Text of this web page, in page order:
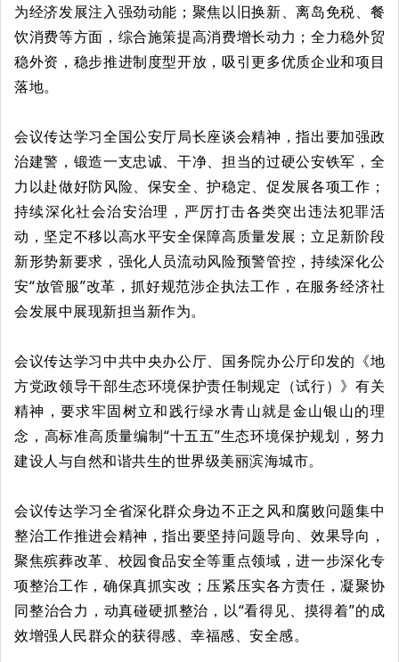
为经济发展注入强劲动能；聚焦以旧换新、离岛免税、餐
饮消费等方面，综合施策提高消费增长动力；全力稳外贸
稳外资，稳步推进制度型开放，吸引更多优质企业和项目
落地。
会议传达学习全国公安厅局长座谈会精神，指出要加强政
治建警，锻造一支忠诚、干净、担当的过硬公安铁军，全
力以赴做好防风险、保安全、护稳定、促发展各项工作；
持续深化社会治安治理，严厉打击各类突出违法犯罪活
动，坚定不移以高水平安全保障高质量发展；立足新阶段
新形势新要求，强化人员流动风险预警管控，持续深化公
安“放管服”改革，抓好规范涉企执法工作，在服务经济社
会发展中展现新担当新作为。
会议传达学习中共中央办公厅、国务院办公厅印发的《地
方党政领导干部生态环境保护责任制规定（试行）》有关
精神，要求牢固树立和践行绿水青山就是金山银山的理
念，高标准高质量编制“十五五”生态环境保护规划，努力
建设人与自然和谐共生的世界级美丽滨海城市。
会议传达学习全省深化群众身边不正之风和腐败问题集中
整治工作推进会精神，指出要坚持问题导向、效果导向，
聚焦殡葬改革、校园食品安全等重点领域，进一步深化专
项整治工作，确保真抓实改；压紧压实各方责任，凝聚协
同整治合力，动真碰硬抓整治，以“看得见、摸得着”的成
效增强人民群众的获得感、幸福感、安全感。